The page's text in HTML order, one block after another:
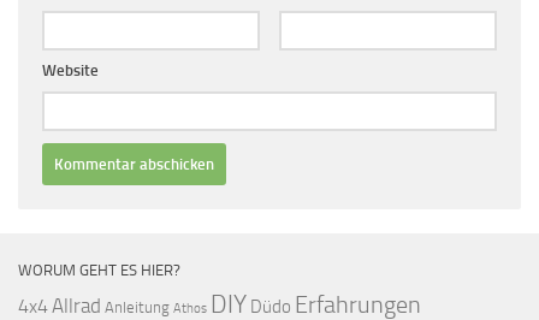
Website
WORUM GEHT ES HIER?
4x4 Allrad Anleitung Athos DIY Düdo Erfahrungen